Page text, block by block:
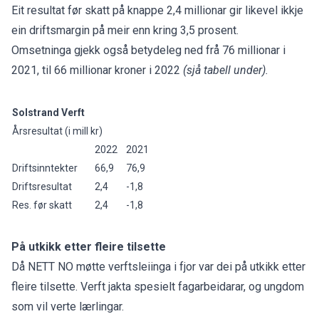
Eit resultat før skatt på knappe 2,4 millionar gir likevel ikkje
ein driftsmargin på meir enn kring 3,5 prosent.
Omsetninga gjekk også betydeleg ned frå 76 millionar i
2021, til 66 millionar kroner i 2022 (sjå tabell under).
Solstrand Verft
Årsresultat (i mill kr)
2022
2021
Driftsinntekter
66,9
76,9
Driftsresultat
2,4
-1,8
Res. før skatt
2,4 -1,8
På utkikk etter fleire tilsette
Då NETT NO møtte verftsleiinga i fjor var dei på utkikk etter
fleire tilsette. Verft jakta spesielt fagarbeidarar, og ungdom
som vil verte lærlingar.